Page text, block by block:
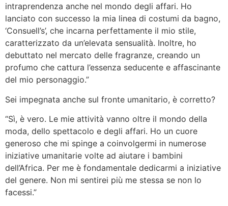
intraprendenza anche nel mondo degli affari. Ho
lanciato con successo la mia linea di costumi da bagno,
‘Consuell’s’, che incarna perfettamente il mio stile,
caratterizzato da un’elevata sensualità. Inoltre, ho
debuttato nel mercato delle fragranze, creando un
profumo che cattura l’essenza seducente e affascinante
del mio personaggio.”
Sei impegnata anche sul fronte umanitario, è corretto?
“Sì, è vero. Le mie attività vanno oltre il mondo della
moda, dello spettacolo e degli affari. Ho un cuore
generoso che mi spinge a coinvolgermi in numerose
iniziative umanitarie volte ad aiutare i bambini
dell’Africa. Per me è fondamentale dedicarmi a iniziative
del genere. Non mi sentirei più me stessa se non lo
facessi.”